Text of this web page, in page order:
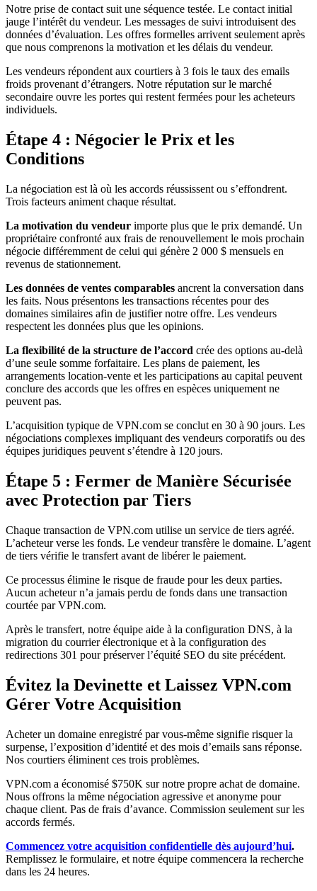
Notre prise de contact suit une séquence testée. Le contact initial
jauge l’intérêt du vendeur. Les messages de suivi introduisent des
données d’évaluation. Les offres formelles arrivent seulement après
que nous comprenons la motivation et les délais du vendeur.
Les vendeurs répondent aux courtiers à 3 fois le taux des emails
froids provenant d’étrangers. Notre réputation sur le marché
secondaire ouvre les portes qui restent fermées pour les acheteurs
individuels.
Étape 4 : Négocier le Prix et les
Conditions
La négociation est là où les accords réussissent ou s’effondrent.
Trois facteurs animent chaque résultat.
La motivation du vendeur importe plus que le prix demandé. Un
propriétaire confronté aux frais de renouvellement le mois prochain
négocie différemment de celui qui génère 2 000 $ mensuels en
revenus de stationnement.
Les données de ventes comparables ancrent la conversation dans
les faits. Nous présentons les transactions récentes pour des
domaines similaires afin de justifier notre offre. Les vendeurs
respectent les données plus que les opinions.
La flexibilité de la structure de l’accord crée des options au-delà
d’une seule somme forfaitaire. Les plans de paiement, les
arrangements location-vente et les participations au capital peuvent
conclure des accords que les offres en espèces uniquement ne
peuvent pas.
L’acquisition typique de VPN.com se conclut en 30 à 90 jours. Les
négociations complexes impliquant des vendeurs corporatifs ou des
équipes juridiques peuvent s’étendre à 120 jours.
Étape 5 : Fermer de Manière Sécurisée
avec Protection par Tiers
Chaque transaction de VPN.com utilise un service de tiers agréé.
L’acheteur verse les fonds. Le vendeur transfère le domaine. L’agent
de tiers vérifie le transfert avant de libérer le paiement.
Ce processus élimine le risque de fraude pour les deux parties.
Aucun acheteur n’a jamais perdu de fonds dans une transaction
courtée par VPN.com.
Après le transfert, notre équipe aide à la configuration DNS, à la
migration du courrier électronique et à la configuration des
redirections 301 pour préserver l’équité SEO du site précédent.
Évitez la Devinette et Laissez VPN.com
Gérer Votre Acquisition
Acheter un domaine enregistré par vous-même signifie risquer la
surpense, l’exposition d’identité et des mois d’emails sans réponse.
Nos courtiers éliminent ces trois problèmes.
VPN.com a économisé $750K sur notre propre achat de domaine.
Nous offrons la même négociation agressive et anonyme pour
chaque client. Pas de frais d’avance. Commission seulement sur les
accords fermés.
Commencez votre acquisition confidentielle dès aujourd’hui.
Remplissez le formulaire, et notre équipe commencera la recherche
dans les 24 heures.